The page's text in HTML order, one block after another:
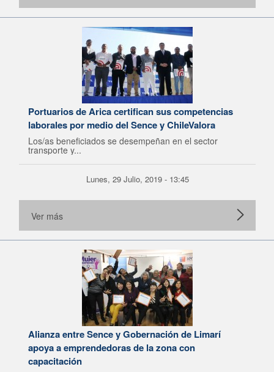
Portuarios de Arica certifican sus competencias
laborales por medio del Sence y ChileValora
Los/as beneficiados se desempeñan en el sector
transporte y...
Lunes, 29 Julio, 2019 - 13:45
Ver más
Alianza entre Sence y Gobernación de Limarí
apoya a emprendedoras de la zona con
capacitación